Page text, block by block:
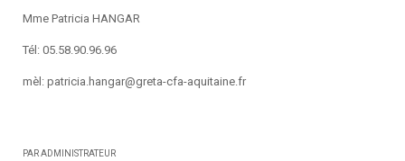
Mme Patricia HANGAR
Tél: 05.58.90.96.96
mèl: patricia.hangar@greta-cfa-aquitaine.fr
PAR ADMINISTRATEUR